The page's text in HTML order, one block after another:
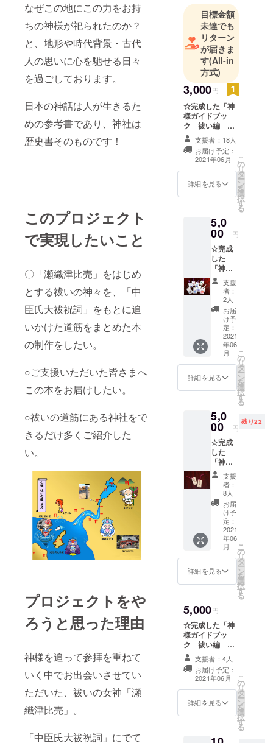
なぜこの地にこの力をお持
ちの神様が祀られたのか？
と、地形や時代背景・古代
人の思いに心を馳せる日々
を過ごしております。
日本の神話は人が生きるた
めの参考書であり、神社は
歴史書そのものです！
このプロジェクト
で実現したいこと
〇「瀬織津比売」をはじめ
とする祓いの神々を、「中
臣氏大祓祝詞」をもとに追
いかけた道筋をまとめた本
の制作をしたい。
○ご支援いただいた皆さまへ
この本をお届けしたい。
○祓いの道筋にある神社をで
きるだけ多くご紹介した
い。
プロジェクトをや
ろうと思った理由
神様を追って参拝を重ねて
いく中でお出会いさせてい
ただいた、祓いの女神「瀬
織津比売」。
「中臣氏大祓祝詞」にでて
幼い頃から
神様のそば
に居ること
が大好き
だったのだ
と思いま
す。
人と係わっ
ていくこと
も好きでよ
ろこびも楽
しさも辛さ
もしんどさ
きました。
不登校児や
知的障害者
のケアなど
の専門職に
就いており
ましたが、
ある時期か
ら人生を一
転し現在は
心理カウン
セリングや
コーチング
占い師とし
て活躍して
います。
多くの方に
笑顔の華が
咲きますよ
うに日々精
進しており
ます。
また、祓い
の神様方の
たことから
色々な神社
の宮司様に
お話を伺っ
たりする
中、２０２
０年１１月
には南あわ
じ市にあ
目標金額
未達でも
リターン
が届きま
す(All-in
方式)
3,000円
☆完成した「神
様ガイドブッ
ク 祓い編 ～
中臣氏大祓祝詞
より～」 １冊
支援者：18人
お届け予定：
2021年06月
詳細を見る
こ
の
リ
タ
ー
ン
を
選
択
す
る
5,0
00 円
☆完成
した
「神様
ガイド
ブッ
ク 祓
い編
～中臣
氏大祓
祝詞よ
～」
１冊 ☆
オリジ
ナル神
様キャ
おり
１枚 ※
お手元
にどの
神様
キャラ
が届く
かはお
楽し
み！
支援
者：
2人
お届
け予
定：
2021
年06
月
詳細を見る
こ
の
リ
タ
ー
ン
を
選
択
す
る
5,0
00 円
残り22
☆完成
した
「神様
ガイド
ブッ
ク 祓
い編
～中臣
氏大祓
祝詞よ
～」
１冊 ☆
先着３
０名
様 オ
ル 手作
りの木
札（え
びす
神）＆
オリジ
ナル神
様キャ
ラのし
それぞ
れ１枚
支援
者：
8人
お届
け予
定：
2021
年06
月
詳細を見る
こ
の
リ
タ
ー
ン
を
選
択
す
る
5,000円
☆完成した「神
様ガイドブッ
ク 祓い編 ～
中臣氏大祓祝詞
より～」 ２冊
支援者：4人
お届け予定：
2021年06月
詳細を見る
こ
の
リ
タ
ー
ン
を
選
択
す
る